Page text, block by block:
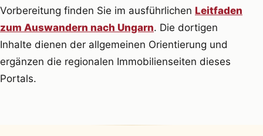
Vorbereitung finden Sie im ausführlichen Leitfaden
zum Auswandern nach Ungarn. Die dortigen
Inhalte dienen der allgemeinen Orientierung und
ergänzen die regionalen Immobilienseiten dieses
Portals.